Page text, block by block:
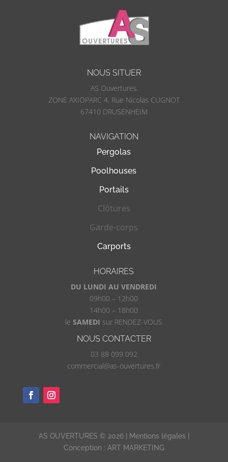
NOUS SITUER
AS Ouvertures
ZONE AXIOPARC 4, Rue Nicolas CUGNOT
67410 DRUSENHEIM
NAVIGATION
Pergolas
Poolhouses
Portails
Clôtures
Garde-corps
Carports
HORAIRES
DU LUNDI AU VENDREDI
09h00 – 12h00
14h00 – 18h00
le SAMEDI sur RENDEZ-VOUS
NOUS CONTACTER
03 88 099 092
commercial@as-ouvertures.fr
AS OUVERTURES © 2026| Mentions légales
Conception : ART MARKETING